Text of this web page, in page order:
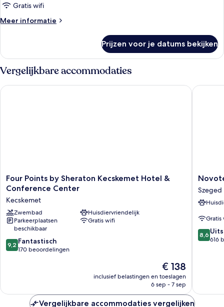
Gratis wifi
Meer informatie
Meer
kamer
Prijzen voor je datums bekijken
Vergelijkbare accommodaties
Four
Points
Sheraton
Kecskemet
Hotel
Conference
Center
Four Points by Sheraton Kecskemet Hotel &
Conference Center
Kecskemet
Zwembad
Huisdiervriendelijk
Parkeerplaatsen
beschikbaar
Gratis wifi
9.2
van
9,2 Fantastisch
170 beoordelingen
De
prijs
is
€ 138
inclusief belastingen en toeslagen
6 sep - 7 sep
Four Points by Sheraton Kecskemet Hotel & Conference
Novotel
Szeged
Szeged
Szeged
Gratis
8.6
van
8,6
616
Novotel
Vergelijkbare accommodaties vergelijken